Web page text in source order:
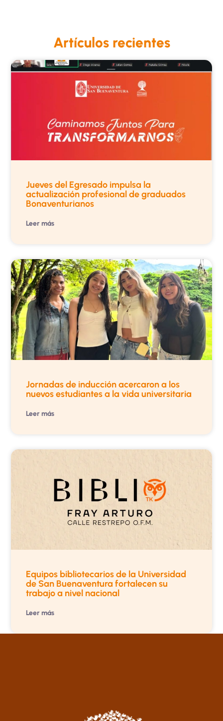
Artículos recientes
Jueves del Egresado impulsa la
actualización profesional de graduados
Bonaventurianos
Leer más
Jornadas de inducción acercaron a los
nuevos estudiantes a la vida universitaria
Leer más
Equipos bibliotecarios de la Universidad
de San Buenaventura fortalecen su
trabajo a nivel nacional
Leer más